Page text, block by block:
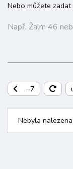
Nebo můžete
−7
Nebyla